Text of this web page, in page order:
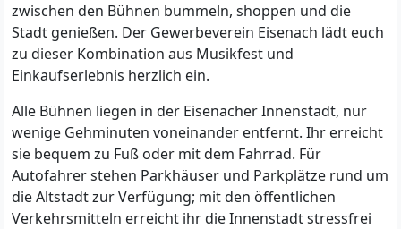
zwischen den Bühnen bummeln, shoppen und die
Stadt genießen. Der Gewerbeverein Eisenach lädt euch
zu dieser Kombination aus Musikfest und
Einkaufserlebnis herzlich ein.
Alle Bühnen liegen in der Eisenacher Innenstadt, nur
wenige Gehminuten voneinander entfernt. Ihr erreicht
sie bequem zu Fuß oder mit dem Fahrrad. Für
Autofahrer stehen Parkhäuser und Parkplätze rund um
die Altstadt zur Verfügung; mit den öffentlichen
Verkehrsmitteln erreicht ihr die Innenstadt stressfrei